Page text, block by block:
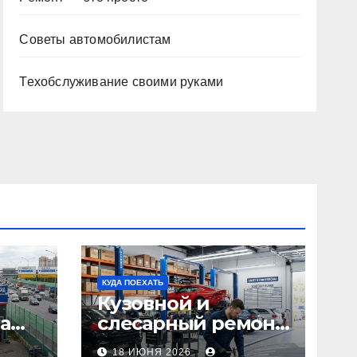
Советы автомобилистам
Техобслуживание своими руками
КУДА ПОЕХАТЬ
Кузовной и
слесарный ремонт
автомобилей:
18 ИЮНЯ 2026